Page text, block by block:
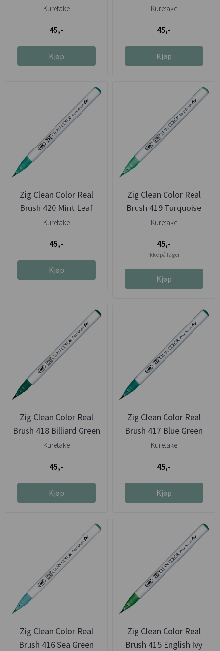
Red
Kuretake
45,-
Kjøp
Kuretake
45,-
Kjøp
Zig Clean Color Real
Brush 420 Mint Leaf
Kuretake
45,-
Kjøp
Zig Clean Color Real
Brush 419 Turquoise
Mint
Kuretake
45,-
Ikke på lager
Kjøp
Zig Clean Color Real
Brush 418 Billiard Green
Kuretake
45,-
Kjøp
Zig Clean Color Real
Brush 417 Blue Green
Kuretake
45,-
Kjøp
Zig Clean Color Real
Brush 416 Sea Green
Zig Clean Color Real
Brush 415 English Ivy